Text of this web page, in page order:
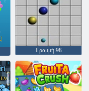
Γραμμή 98